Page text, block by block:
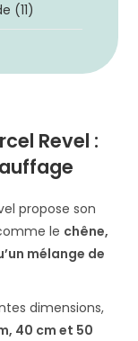
(11)
Revel :
propose son
le chêne,
mélange de
dimensions,
40 cm et 50